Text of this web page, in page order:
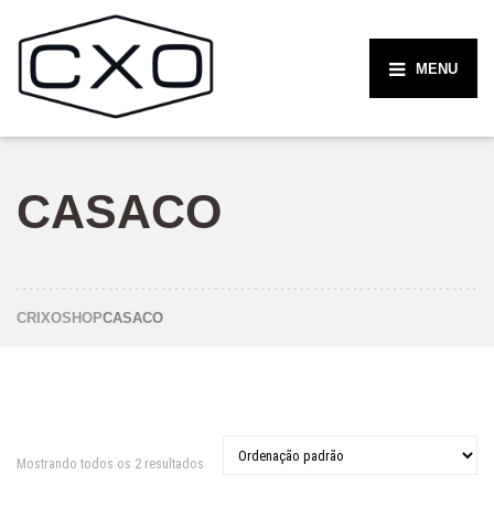
MENU
CASACO
CRIXOSHOPCASACO
Mostrando todos os 2 resultados